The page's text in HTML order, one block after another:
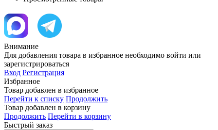
Внимание
Для добавления товара в избранное необходимо войти или
зарегистрироваться
Вход Регистрация
Избранное
Товар добавлен в избранное
Перейти к списку Продолжить
Товар добавлен в корзину
Продолжить Перейти в корзину
Быстрый заказ